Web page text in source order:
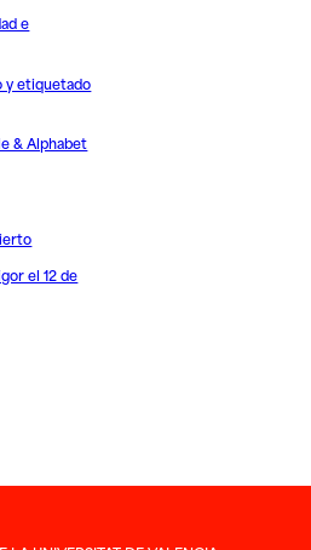
e
y etiquetado
& Alphabet
el 12 de